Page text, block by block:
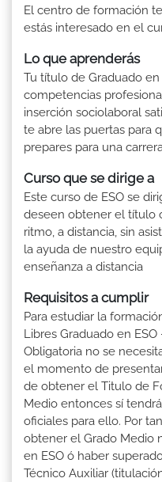
El centro de formación
estás interesado en el
Lo que aprenderás
Tu título de Graduado
competencias
inserción sociolaboral
te abre las puertas para
prepares para una
Curso que se dirige a
Este curso de ESO se
deseen obtener el título
ritmo, a distancia, sin
la ayuda de nuestro
enseñanza a distancia
Requisitos a cumplir
Para estudiar la
Libres Graduado en
Obligatoria no se
el momento de
de obtener el Titulo de
Medio entonces sí
oficiales para ello. Por
obtener el Grado Medio
en ESO ó haber
Técnico Auxiliar